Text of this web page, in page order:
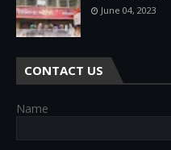
June 04, 2023
CONTACT US
Name